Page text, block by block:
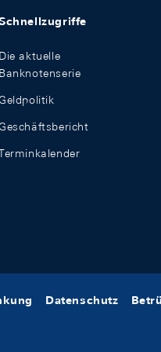
Die aktuelle
Banknotenserie
Datenschutz